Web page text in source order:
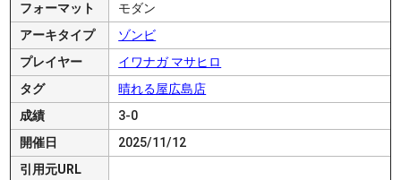
フォーマット
モダン
アーキタイプ
ゾンビ
プレイヤー
イワナガ マサヒロ
タグ
晴れる屋広島店
成績
3-0
開催日
2025/11/12
引用元URL